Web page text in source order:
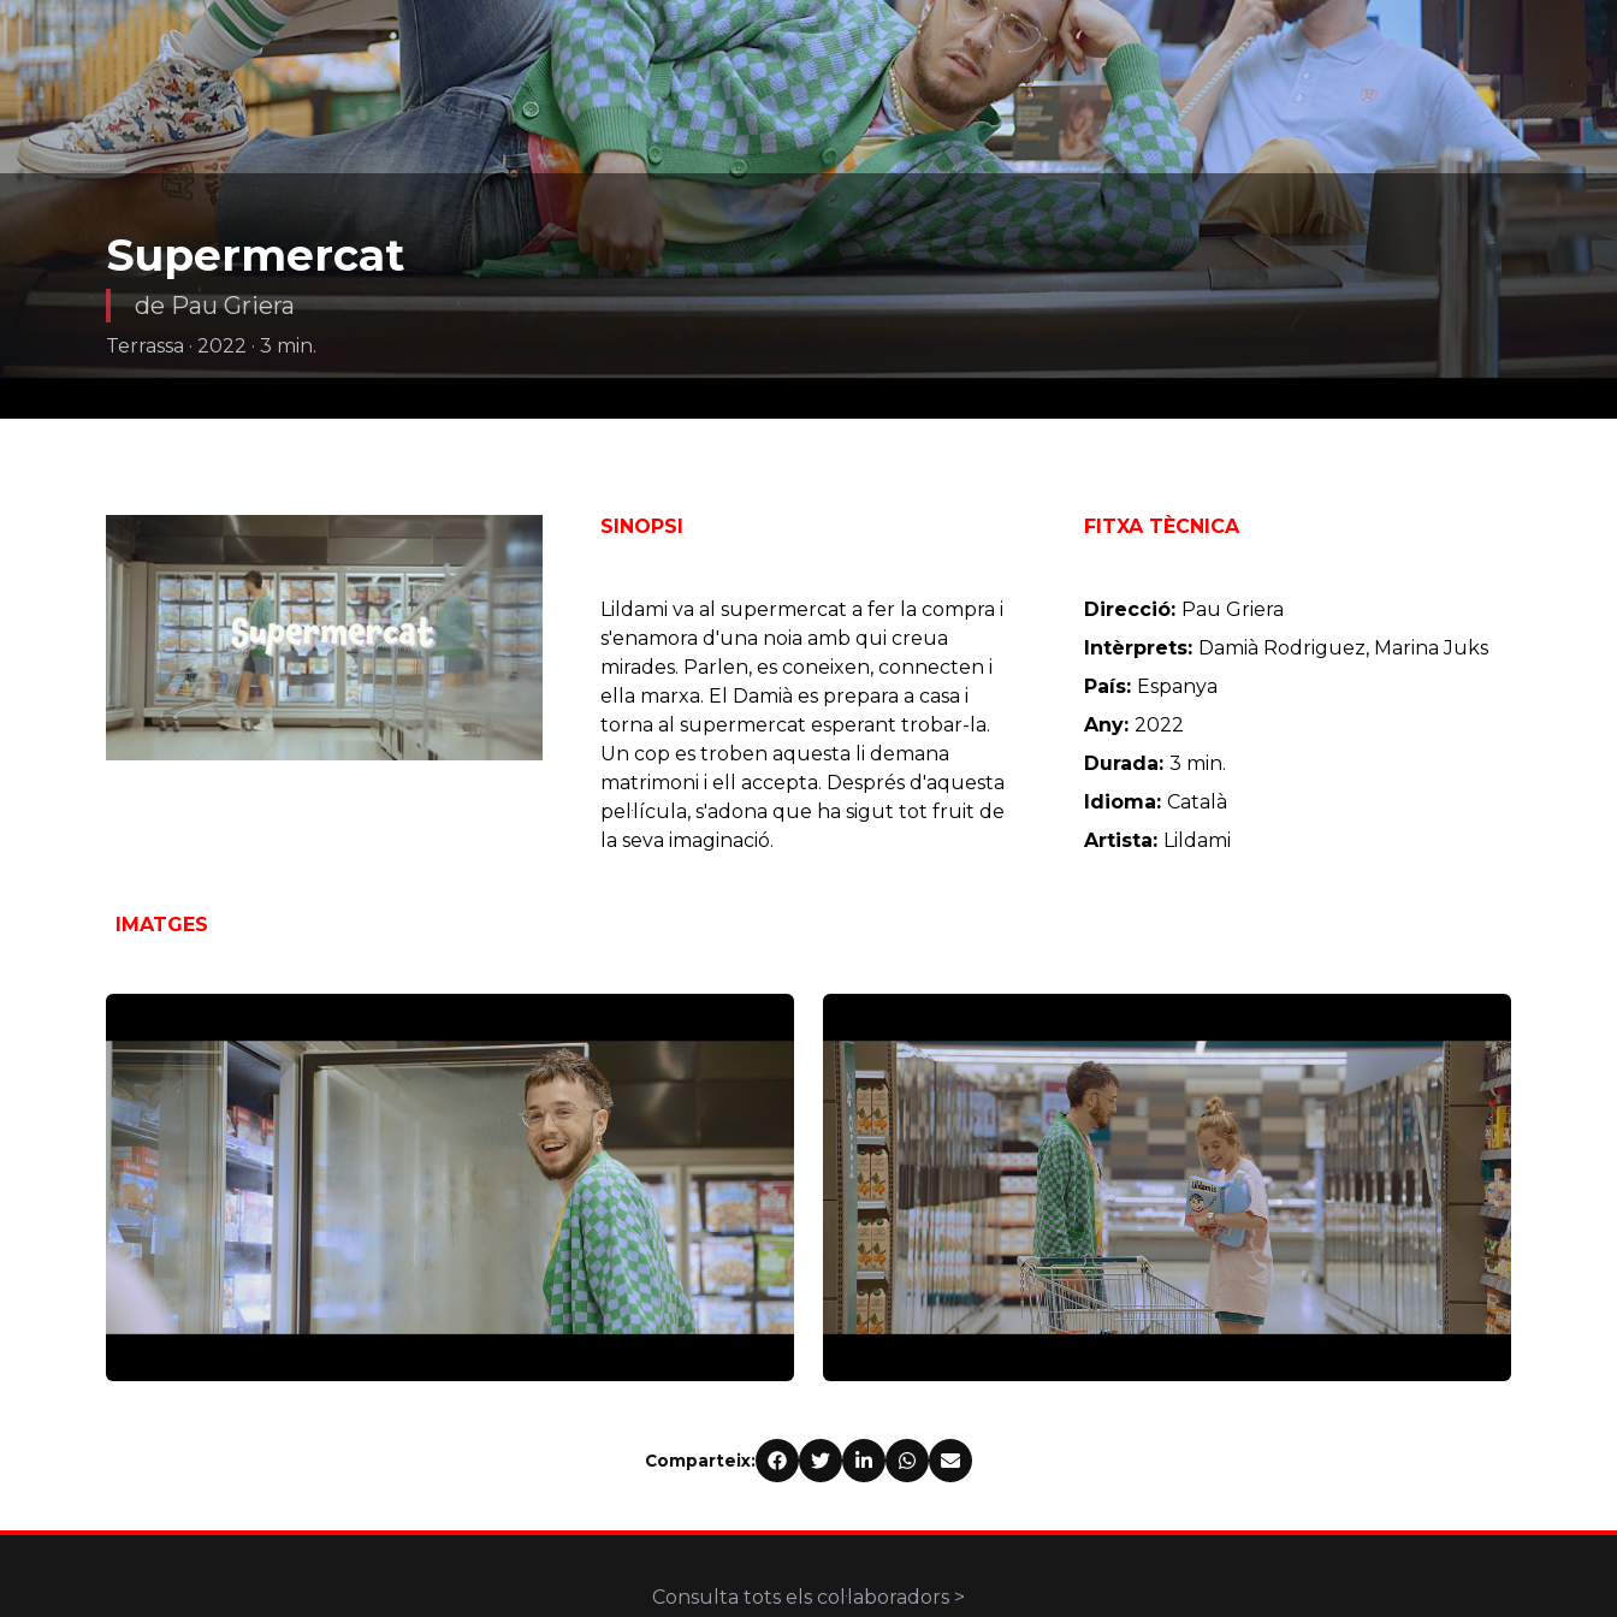
Supermercat
de Pau Griera
Terrassa · 2022 · 3 min.
SINOPSI
Lildami va al supermercat a fer la compra i
s'enamora d'una noia amb qui creua
mirades. Parlen, es coneixen, connecten i
ella marxa. El Damià es prepara a casa i
torna al supermercat esperant trobar-la.
Un cop es troben aquesta li demana
matrimoni i ell accepta. Després d'aquesta
pel·lícula, s'adona que ha sigut tot fruit de
la seva imaginació.
FITXA TÈCNICA
Direcció: Pau Griera
Intèrprets: Damià Rodriguez, Marina Juks
País: Espanya
Any:2022
Durada:3 min.
Idioma:Català
Artista: Lildami
IMATGES
Comparteix:
Consulta tots els col·laboradors >